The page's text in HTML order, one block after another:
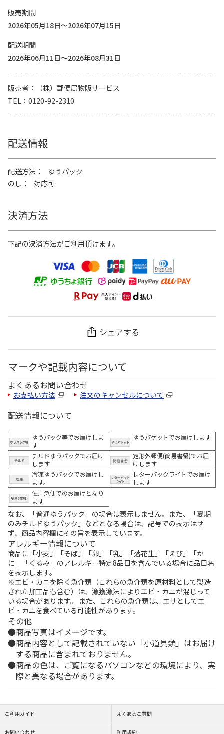
販売期間
2026年05月18日～2026年07月15日
配送期間
2026年06月11日～2026年08月31日
販売者
（株）郵便局物販サービス
TEL
0120-92-2310
配送情報
配送方法
ゆうパック
のし
対応可
決済方法
下記の決済方法がご利用頂けます。
シェアする
マークや記載内容について
よくあるお問い合わせ
お支払い方法 注文のキャンセルについて
配送情報について
ゆうパック等でお届けしま
す
ゆうパケットでお届けします
チルドゆうパックでお届け
します
定形外郵便(簡易書留)でお届
けします
冷凍ゆうパックでお届けし
ます。
レターパックライトでお届け
します
佐川急便でのお届けとなり
ます
なお、「普通ゆうパック」の場合は表示しません。また、「夏期
のみチルドゆうパック」などとなる場合は、記号での表示はせ
ず、商品内容欄にその旨を表示しています。
アレルギー情報について
商品に「小麦」「そば」「卵」「乳」「落花生」「えび」「か
に」「くるみ」のアレルギー特定8品目を含んでいる場合に品目名
を表示します。
※エビ・カニを除く魚介類（これらの魚介類を原材料として製造
された加工品も含む）は、漁獲漁法によりエビ・カニが混じって
いる場合があります。 また、これらの魚介類は、エサとしてエ
ビ・カニを食べている可能性があります。
その他
商品写真はイメージです。
商品内容として記載されていない「小道具類」はお届け
する商品に含まれておりません。
商品の色は、ご覧になるパソコンなどの環境により、実
際と異なる場合があります。
ご利用ガイド よくあるご質問
お問い合わせ 利用規約